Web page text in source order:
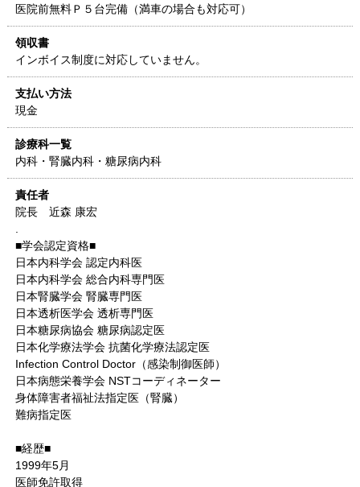
医院前無料Ｐ５台完備（満車の場合も対応可）
領収書
インボイス制度に対応していません。
支払い方法
現金
診療科一覧
内科・腎臓内科・糖尿病内科
責任者
院長 近森 康宏
.
■学会認定資格■
日本内科学会 認定内科医
日本内科学会 総合内科専門医
日本腎臓学会 腎臓専門医
日本透析医学会 透析専門医
日本糖尿病協会 糖尿病認定医
日本化学療法学会 抗菌化学療法認定医
Infection Control Doctor（感染制御医師）
日本病態栄養学会 NSTコーディネーター
身体障害者福祉法指定医（腎臓）
難病指定医
■経歴■
1999年5月
医師免許取得